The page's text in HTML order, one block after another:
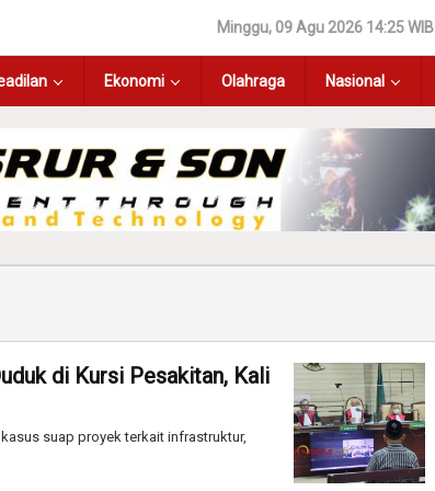
Minggu, 09 Agu 2026 14:25 WIB
Ekonomi Olahraga Nasional
di Kursi Pesakitan, Kali
suap proyek terkait infrastruktur,